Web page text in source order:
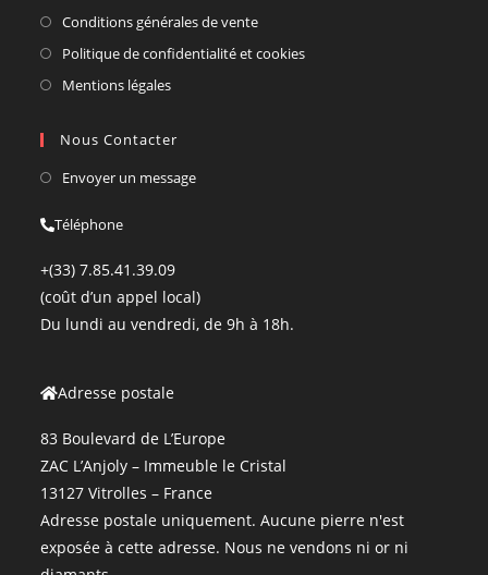
Conditions générales de vente
Politique de confidentialité et cookies
Mentions légales
Nous Contacter
Envoyer un message
Téléphone
+(33) 7.85.41.39.09
(coût d’un appel local)
Du lundi au vendredi, de 9h à 18h.
Adresse postale
83 Boulevard de L’Europe
ZAC L’Anjoly – Immeuble le Cristal
13127 Vitrolles – France
Adresse postale uniquement. Aucune pierre n'est
exposée à cette adresse. Nous ne vendons ni or ni